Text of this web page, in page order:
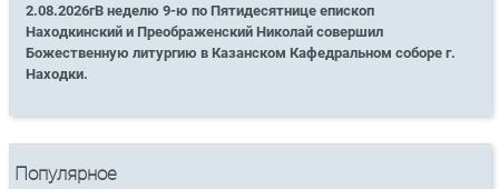
2.08.2026гВ неделю 9-ю по Пятидесятнице епископ
Находкинский и Преображенский Николай совершил
Божественную литургию в Казанском Кафедральном соборе г.
Находки.
Популярное